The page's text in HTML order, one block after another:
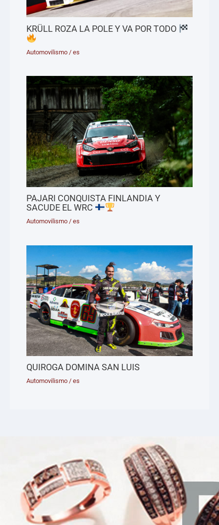
KRÜLL ROZA LA POLE Y VA POR TODO
Automovilismo /es
PAJARI CONQUISTA FINLANDIA Y
SACUDE EL WRC
Automovilismo /es
QUIROGA DOMINA SAN LUIS
Automovilismo /es